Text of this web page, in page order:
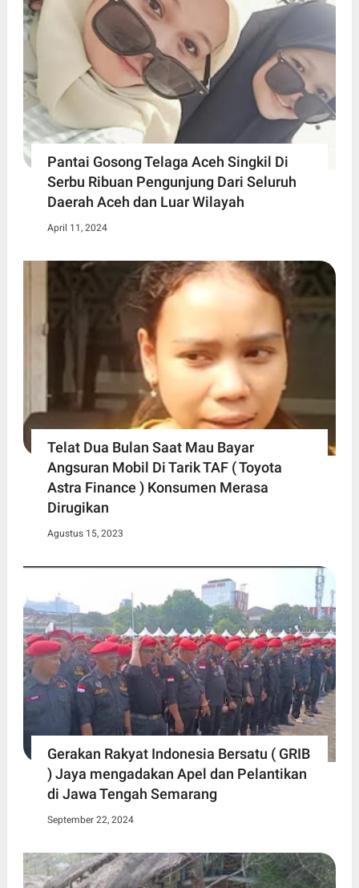
Pantai Gosong Telaga Aceh Singkil Di
Serbu Ribuan Pengunjung Dari Seluruh
Daerah Aceh dan Luar Wilayah
April 11, 2024
Telat Dua Bulan Saat Mau Bayar
Angsuran Mobil Di Tarik TAF ( Toyota
Astra Finance ) Konsumen Merasa
Dirugikan
Agustus 15, 2023
Gerakan Rakyat Indonesia Bersatu ( GRIB
) Jaya mengadakan Apel dan Pelantikan
di Jawa Tengah Semarang
September 22, 2024